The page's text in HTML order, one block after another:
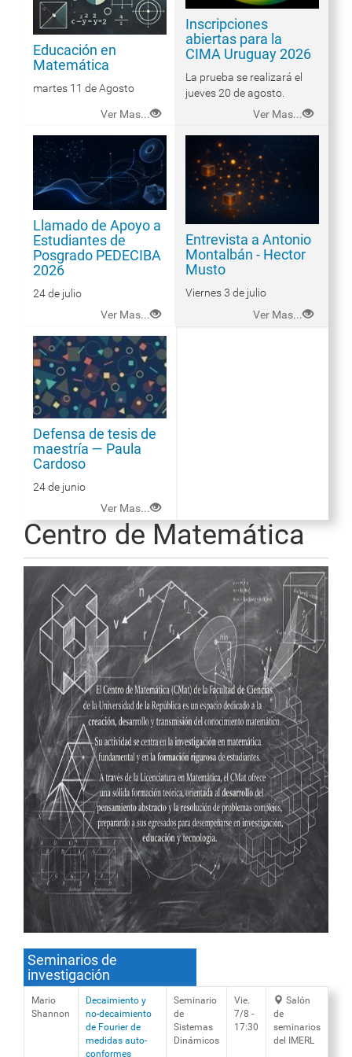
Educación en
Matemática
martes 11 de Agosto
Ver Mas...
Inscripciones
abiertas para la
CIMA Uruguay 2026
La prueba se realizará el
jueves 20 de agosto.
Ver Mas...
Llamado de Apoyo a
Estudiantes de
Posgrado PEDECIBA
2026
24 de julio
Ver Mas...
Entrevista a Antonio
Montalbán - Hector
Musto
Viernes 3 de julio
Ver Mas...
Defensa de tesis de
maestría — Paula
Cardoso
24 de junio
Ver Mas...
Centro de Matemática
Seminarios de
investigación
Mario
Shannon
Decaimiento y
no-decaimiento
de Fourier de
medidas auto-
conformes
Seminario
de
Sistemas
Dinámicos
Vie.
7/8 -
17:30
Salón
de
seminarios
del IMERL